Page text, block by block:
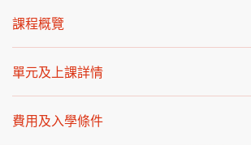
課程概覽
單元及上課詳情
費用及入學條件